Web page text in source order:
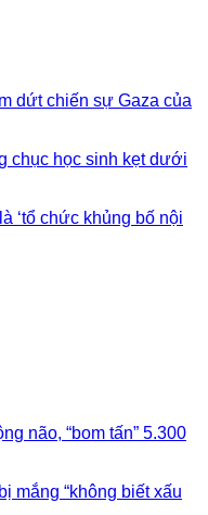
dứt chiến sự Gaza của
chục học sinh kẹt dưới
‘tổ chức khủng bố nội
não, “bom tấn” 5.300
mắng “không biết xấu